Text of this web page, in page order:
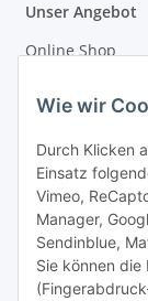
Unser Angebot
Online Shop
Informationen
Wie wir
Durch Klicken
Einsatz
Vimeo,
Manager,
Sendinblue,
Sie können die